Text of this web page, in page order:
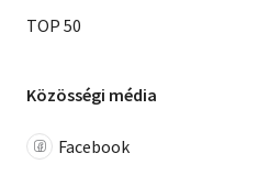
TOP 50
Közösségi média
Facebook